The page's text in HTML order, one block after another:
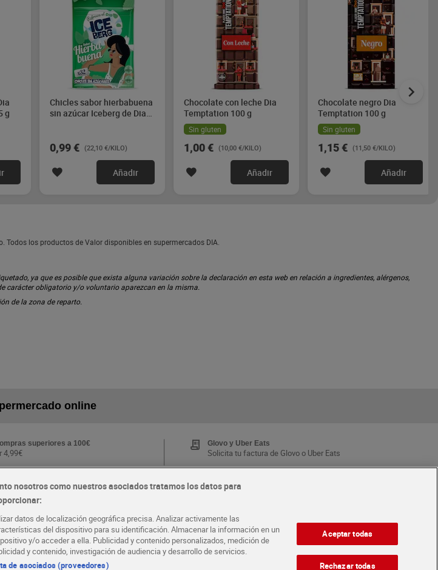
g
Chicles sabor hierbabuena
sin azúcar Iceberg de Dia
0,99 € (22,10 €/KILO)
Añadir
Chocolate con leche Dia
Temptation 100 g
Sin gluten
1,00 € (10,00 €/KILO)
Añadir
Chocolate negro Dia
Temptation 100 g
Sin gluten
1,15 € (11,50 €/KILO)
Añadir
los productos de Valor disponibles en supermercados DIA.
ya que es posible que exista alguna variación sobre la declaración en esta web en relación a ingredientes, alérgenos,
carácter obligatorio y/o voluntario aparezcan en la misma.
de la zona de reparto.
online
superiores a 100€
4,99€
Glovo y Uber Eats
Solicita tu factura de Glovo o Uber Eats
¡Solicita tu tarjeta de crédito aquí!
nosotros como nuestros asociados tratamos los datos para
datos de localización geográfica precisa. Analizar activamente las
del dispositivo para su identificación. Almacenar la información en un
y/o acceder a ella. Publicidad y contenido personalizados, medición de
y contenido, investigación de audiencia y desarrollo de servicios.
de asociados (proveedores)
Aceptar todas
Rechazar todas